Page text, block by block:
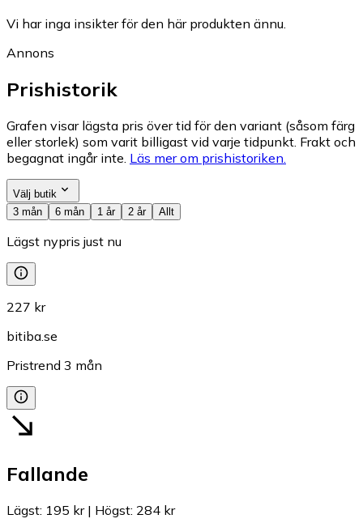
Vi har inga insikter för den här produkten ännu.
Annons
Prishistorik
Grafen visar lägsta pris över tid för den variant (såsom färg
eller storlek) som varit billigast vid varje tidpunkt. Frakt och
begagnat ingår inte. Läs mer om prishistoriken.
Välj butik
3 mån
6 mån 1 år 2 år Allt
Lägst nypris just nu
227 kr
bitiba.se
Pristrend 3 mån
Fallande
Lägst: 195 kr| Högst: 284 kr